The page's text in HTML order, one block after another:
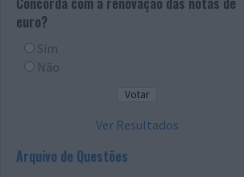
euro?
Sim
Não
Ver Resultados
Arquivo de Questões